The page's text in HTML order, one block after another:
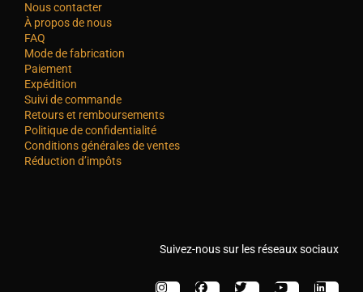
Nous contacter
À propos de nous
FAQ
Mode de fabrication
Paiement
Expédition
Suivi de commande
Retours et remboursements
Politique de confidentialité
Conditions générales de ventes
Réduction d’impôts
Suivez-nous sur les réseaux sociaux